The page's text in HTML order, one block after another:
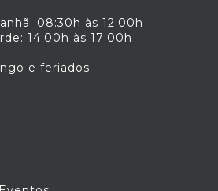
08:30h às 12:00h
14:00h às 17:00h
e feriados